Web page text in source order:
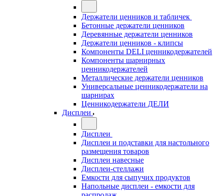
Держатели ценников и табличек
Бетонные держатели ценников
Деревянные держатели ценников
Держатели ценников - клипсы
Компоненты DELI ценникодержателей
Компоненты шарнирных
ценникодержателей
Металлические держатели ценников
Универсальные ценникодержатели на
шарнирах
Ценникодержатели ДЕЛИ
Дисплеи
Дисплеи
Дисплеи и подставки для настольного
размещения товаров
Дисплеи навесные
Дисплеи-стеллажи
Емкости для сыпучих продуктов
Напольные дисплеи - емкости для